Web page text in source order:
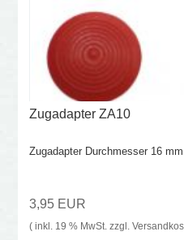
Zugadapter ZA10
Zugadapter Durchmesser 16
3,95 EUR
( inkl. 19 % MwSt. zzgl.